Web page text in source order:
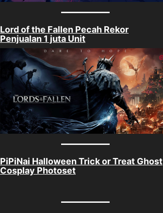
Lord of the Fallen Pecah Rekor
Penjualan 1 juta Unit
PiPiNai Halloween Trick or Treat Ghost
Cosplay Photoset